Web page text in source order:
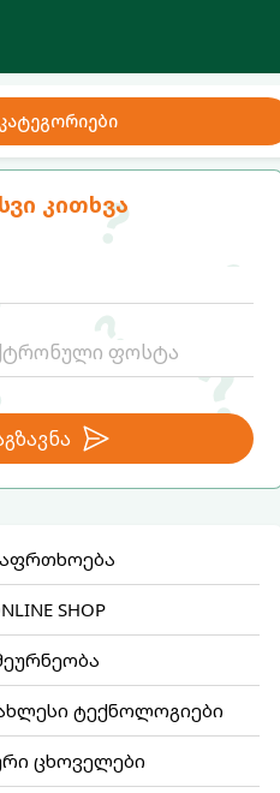
კატეგორიები
კითხვა
SHOP
ტექნოლოგიები
ცხოველები